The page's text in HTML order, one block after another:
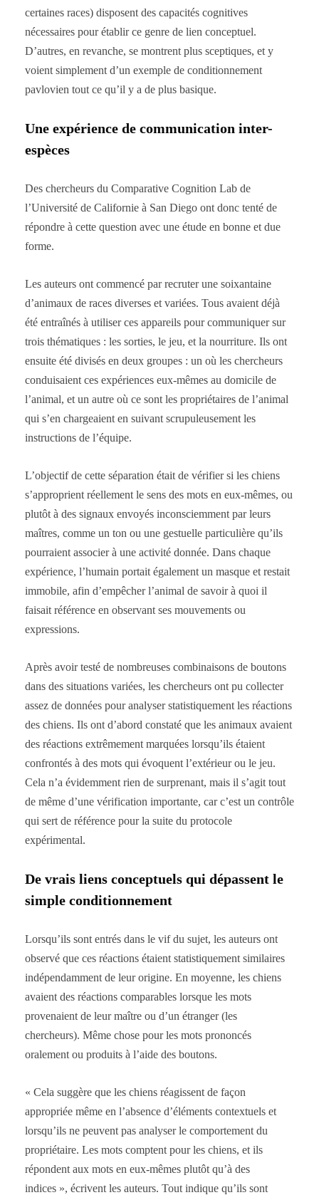
certaines races) disposent des capacités cognitives
nécessaires pour établir ce genre de lien conceptuel.
D’autres, en revanche, se montrent plus sceptiques, et y
voient simplement d’un exemple de conditionnement
pavlovien tout ce qu’il y a de plus basique.
Une expérience de communication inter-
espèces
Des chercheurs du Comparative Cognition Lab de
l’Université de Californie à San Diego ont donc tenté de
répondre à cette question avec une étude en bonne et due
forme.
Les auteurs ont commencé par recruter une soixantaine
d’animaux de races diverses et variées. Tous avaient déjà
été entraînés à utiliser ces appareils pour communiquer sur
trois thématiques : les sorties, le jeu, et la nourriture. Ils ont
ensuite été divisés en deux groupes : un où les chercheurs
conduisaient ces expériences eux-mêmes au domicile de
l’animal, et un autre où ce sont les propriétaires de l’animal
qui s’en chargeaient en suivant scrupuleusement les
instructions de l’équipe.
L’objectif de cette séparation était de vérifier si les chiens
s’approprient réellement le sens des mots en eux-mêmes, ou
plutôt à des signaux envoyés inconsciemment par leurs
maîtres, comme un ton ou une gestuelle particulière qu’ils
pourraient associer à une activité donnée. Dans chaque
expérience, l’humain portait également un masque et restait
immobile, afin d’empêcher l’animal de savoir à quoi il
faisait référence en observant ses mouvements ou
expressions.
Après avoir testé de nombreuses combinaisons de boutons
dans des situations variées, les chercheurs ont pu collecter
assez de données pour analyser statistiquement les réactions
des chiens. Ils ont d’abord constaté que les animaux avaient
des réactions extrêmement marquées lorsqu’ils étaient
confrontés à des mots qui évoquent l’extérieur ou le jeu.
Cela n’a évidemment rien de surprenant, mais il s’agit tout
de même d’une vérification importante, car c’est un contrôle
qui sert de référence pour la suite du protocole
expérimental.
De vrais liens conceptuels qui dépassent le
simple conditionnement
Lorsqu’ils sont entrés dans le vif du sujet, les auteurs ont
observé que ces réactions étaient statistiquement similaires
indépendamment de leur origine. En moyenne, les chiens
avaient des réactions comparables lorsque les mots
provenaient de leur maître ou d’un étranger (les
chercheurs). Même chose pour les mots prononcés
oralement ou produits à l’aide des boutons.
« Cela suggère que les chiens réagissent de façon
appropriée même en l’absence d’éléments contextuels et
lorsqu’ils ne peuvent pas analyser le comportement du
propriétaire. Les mots comptent pour les chiens, et ils
répondent aux mots en eux-mêmes plutôt qu’à des
indices », écrivent les auteurs. Tout indique qu’ils sont